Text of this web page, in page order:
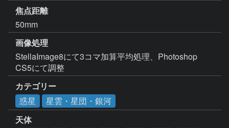
焦点距離
50mm
画像処理
StellaImage8にて3コマ加算平均処理、Photoshop
CS5にて調整
カテゴリー
惑星
星雲・星団・銀河
天体